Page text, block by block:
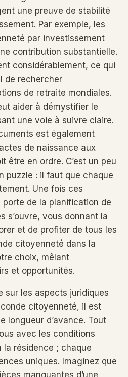
une preuve de stabilité
Par exemple, les
par investissement
contribution substantielle.
considérablement, ce qui
de rechercher
de retraite mondiales.
aider à démystifier le
une voie à suivre claire.
est également
de naissance aux
être en ordre. C’est un peu
puzzle : il faut que chaque
Une fois ces
de la planification de
s’ouvre, vous donnant la
et de profiter de tous les
citoyenneté dans la
choix, mêlant
et opportunités.
sur les aspects juridiques
citoyenneté, il est
longueur d’avance. Tout
avec les conditions
la résidence ; chaque
uniques. Imaginez que
manquantes d’une